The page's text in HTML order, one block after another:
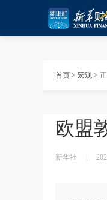
首页 > 宏观 >
欧盟
新华社